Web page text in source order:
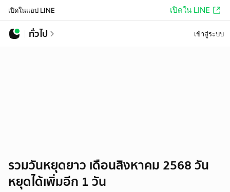
เปิดในแอป LINE เปิดใน LINE
ทั่วไป เข้าสู่ระบบ
รวมวันหยุดยาว เดือนสิงหาคม 2568 วัน
หยุดได้เพิ่มอีก 1 วัน